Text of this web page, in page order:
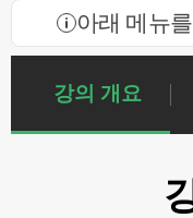
아래 메뉴
강의 개요